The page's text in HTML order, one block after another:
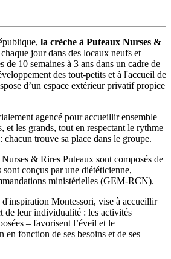
la crèche à Puteaux Nurses &
jour dans des locaux neufs et
de 10 semaines à 3 ans dans un cadre de
des tout-petits et à l'accueil de
d’un espace extérieur privatif propice
agencé pour accueillir ensemble
et les grands, tout en respectant le rythme
chacun trouve sa place dans le groupe.
Nurses & Rires Puteaux sont composés de
conçus par une diététicienne,
ministérielles (GEM-RCN).
d'inspiration Montessori, vise à accueillir
de leur individualité : les activités
– favorisent l’éveil et le
en fonction de ses besoins et de ses